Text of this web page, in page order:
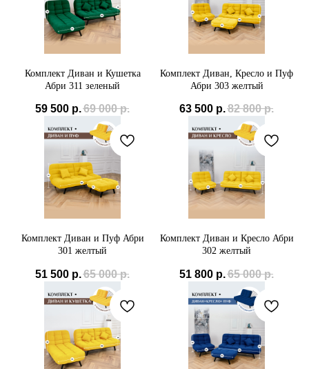
Комплект Диван и Кушетка
Абри 311 зеленый
59 500 р.69 000 р.
Комплект Диван, Кресло и Пуф
Абри 303 желтый
63 500 р.82 800 р.
Комплект Диван и Пуф Абри
301 желтый
51 500 р.65 000 р.
Комплект Диван и Кресло Абри
302 желтый
51 800 р.65 000 р.